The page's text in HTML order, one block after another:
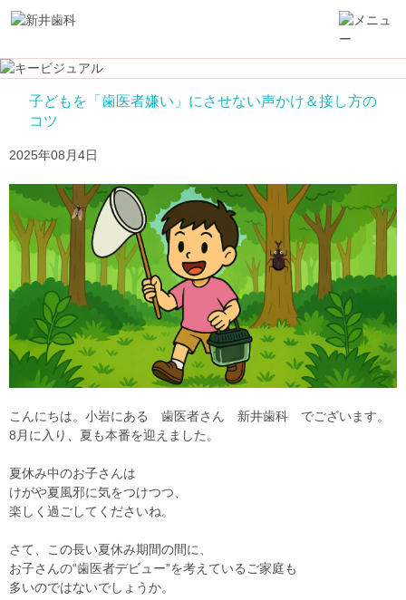
子どもを「歯医者嫌い」にさせない声かけ＆接し方の
コツ
2025年08月4日
こんにちは。小岩にある 歯医者さん 新井歯科 でございます。
8月に入り、夏も本番を迎えました。
夏休み中のお子さんは
けがや夏風邪に気をつけつつ、
楽しく過ごしてくださいね。
さて、この長い夏休み期間の間に、
お子さんの“歯医者デビュー”を考えているご家庭も
多いのではないでしょうか。